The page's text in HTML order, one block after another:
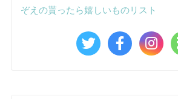
ぞえの貰ったら嬉しいものリスト